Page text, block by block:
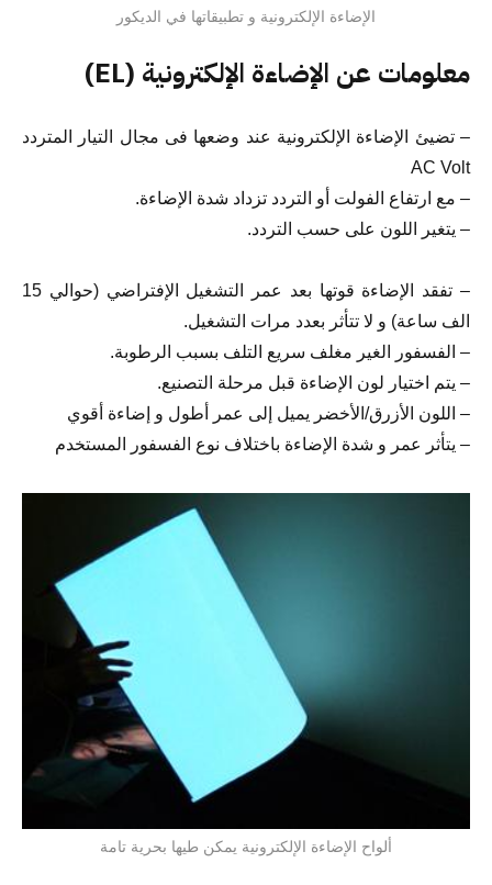
الإضاءة الإلكترونية و تطبيقاتها في الديكور
معلومات عن الإضاءة الإلكترونية (EL)
– تضيئ الإضاءة الإلكترونية عند وضعها فى مجال التيار المتردد
AC Volt
– مع ارتفاع الفولت أو التردد تزداد شدة الإضاءة.
– يتغير اللون على حسب التردد.
– تفقد الإضاءة قوتها بعد عمر التشغيل الإفتراضي (حوالي 15
الف ساعة) و لا تتأثر بعدد مرات التشغيل.
– الفسفور الغير مغلف سريع التلف بسبب الرطوبة.
– يتم اختيار لون الإضاءة قبل مرحلة التصنيع.
– اللون الأزرق/الأخضر يميل إلى عمر أطول و إضاءة أقوي
– يتأثر عمر و شدة الإضاءة باختلاف نوع الفسفور المستخدم
ألواح الإضاءة الإلكترونية يمكن طيها بحرية تامة